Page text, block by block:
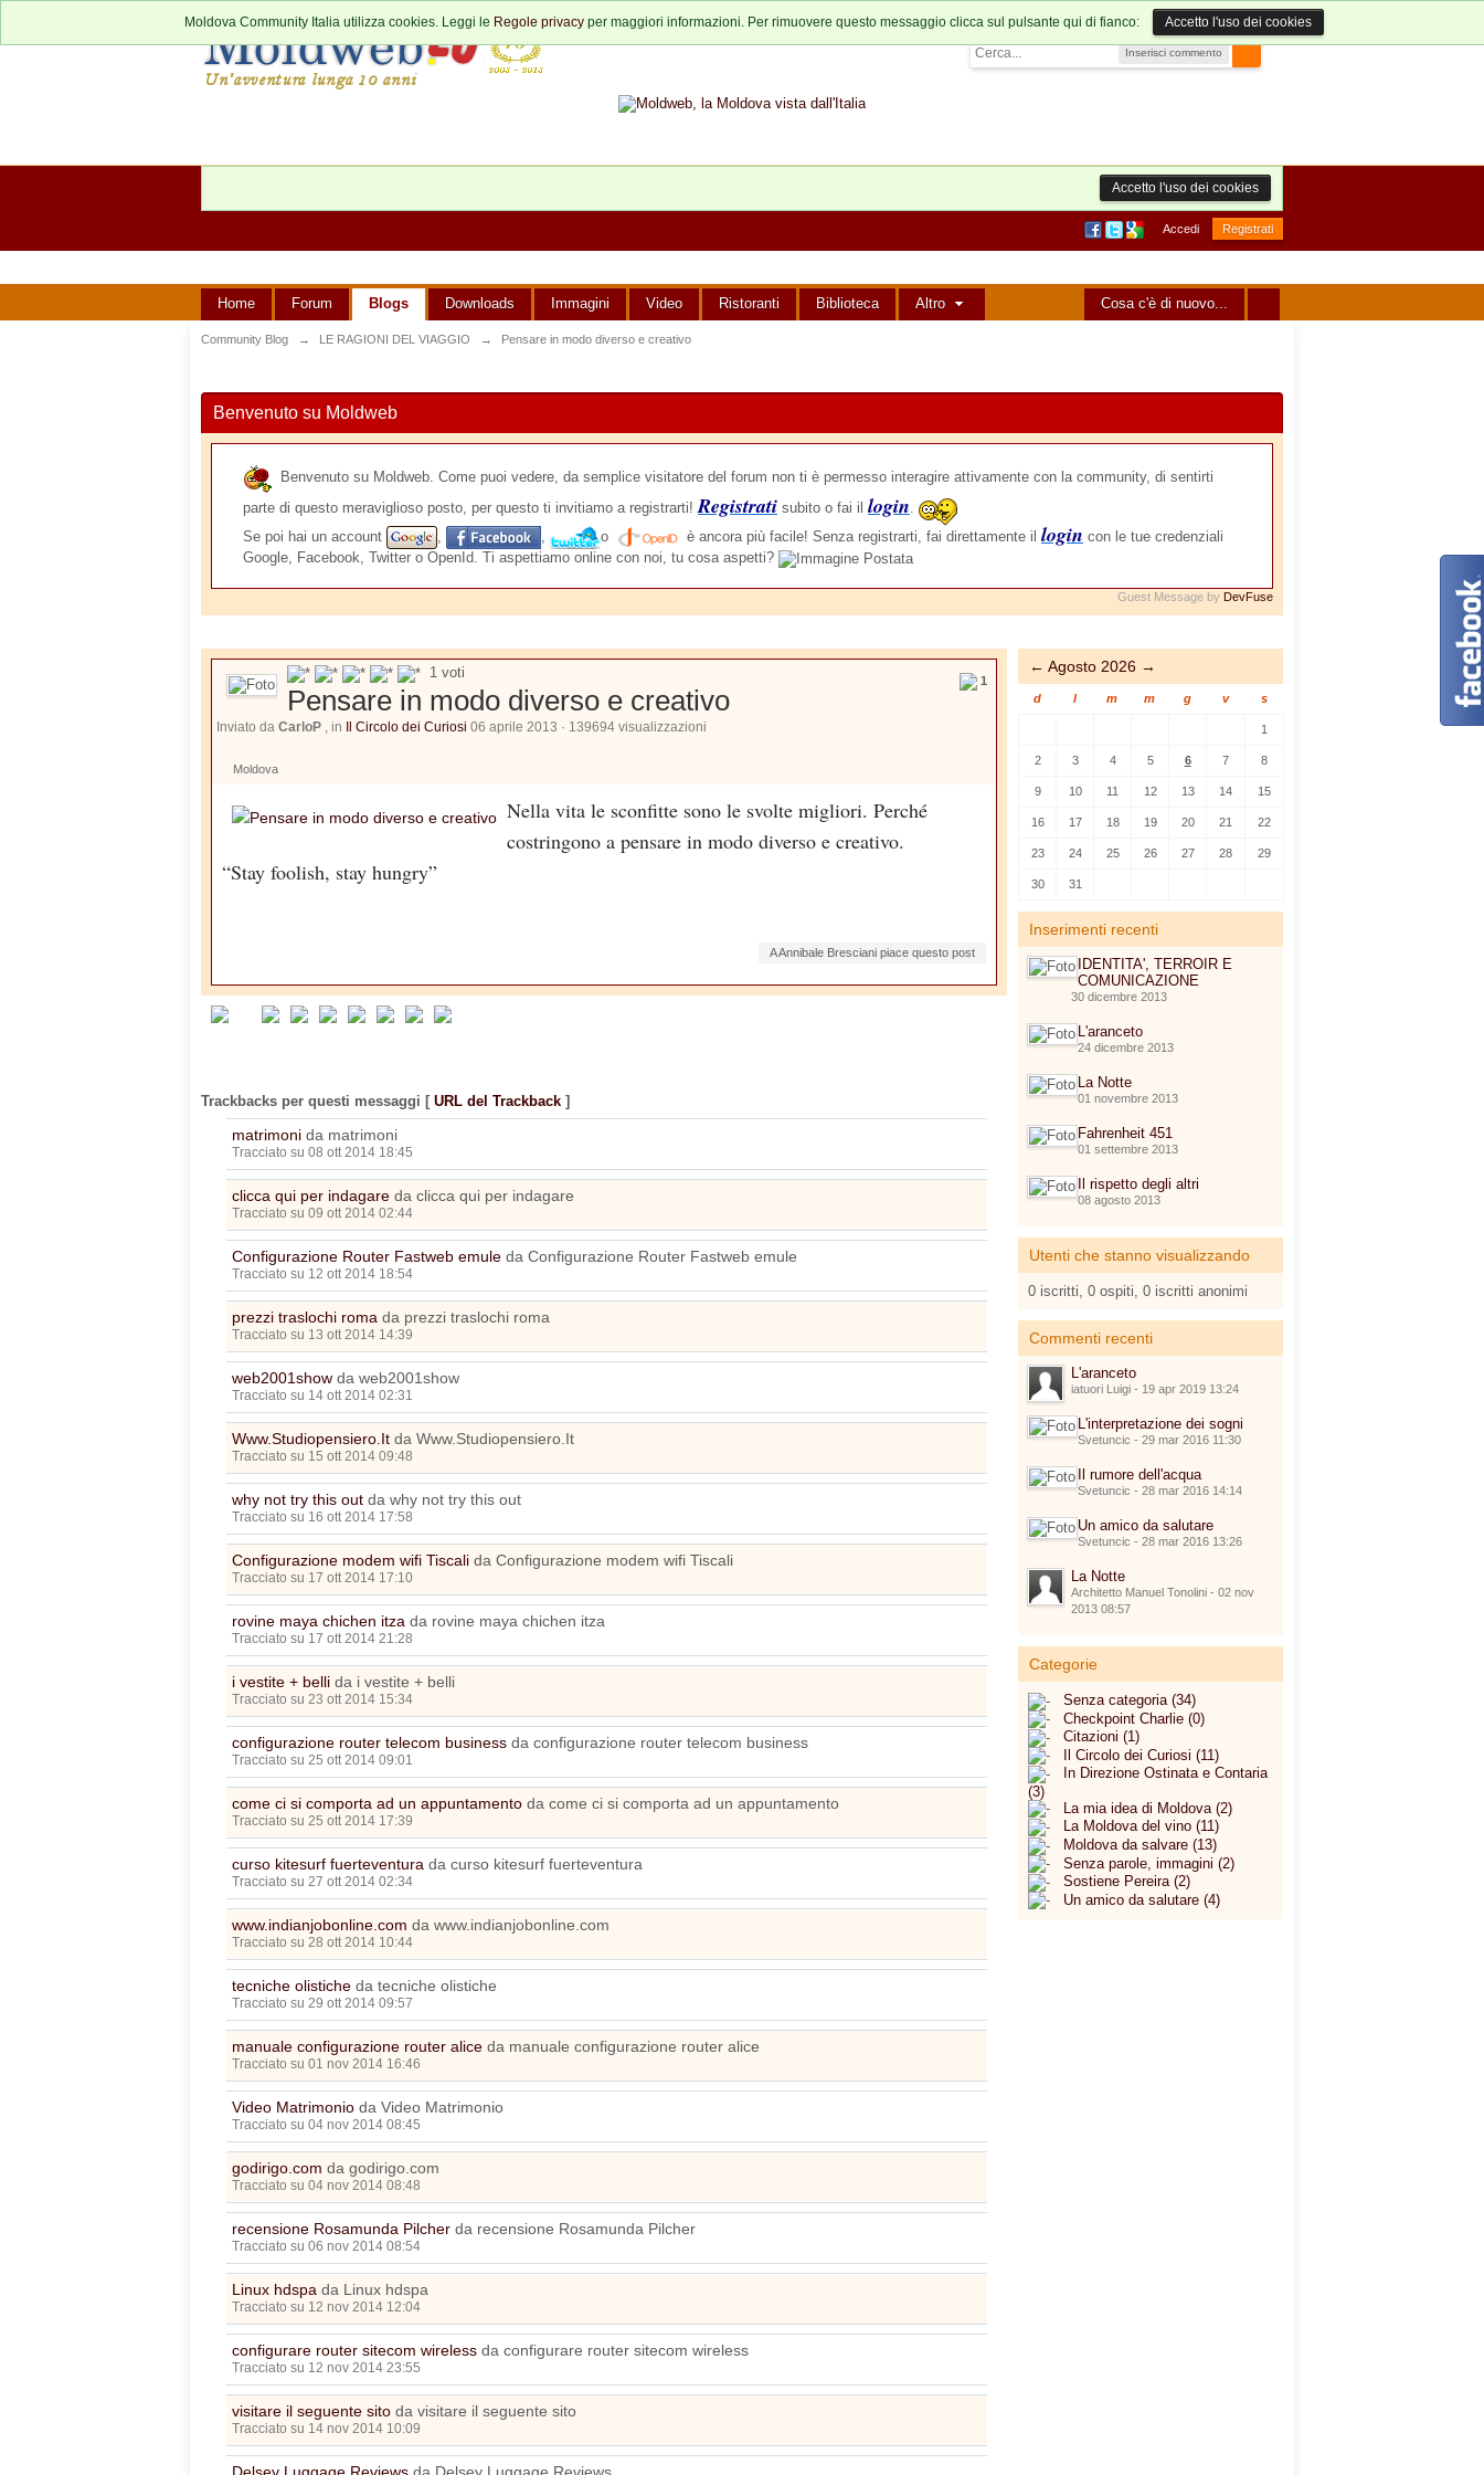
Inserisci commento
Moldova Community Italia utilizza cookies. Leggi le Regole privacy per maggiori informazioni. Per rimuovere questo messaggio clicca sul pulsante qui di fianco: Accetto l'uso dei cookies
Accetto l'uso dei cookies
Accedi Registrati
Cosa c'è di nuovo...
Home Forum Blogs Downloads Immagini Video Ristoranti Biblioteca Altro
Community Blog → LE RAGIONI DEL VIAGGIO → Pensare in modo diverso e creativo
Benvenuto su Moldweb
Benvenuto su Moldweb. Come puoi vedere, da semplice visitatore del forum non ti è permesso interagire attivamente con la community, di sentirti
parte di questo meraviglioso posto, per questo ti invitiamo a registrarti!Registrati subito o fai il login.
Se poi hai un account
, , o è ancora più facile! Senza registrarti, fai direttamente il login con le tue credenziali
Google, Facebook, Twitter o OpenId. Ti aspettiamo online con noi, tu cosa aspetti?
Guest Message by DevFuse
1
1 voti
Pensare in modo diverso e creativo
Inviato da CarloP , in Il Circolo dei Curiosi 06 aprile 2013 · 139694 visualizzazioni
Moldova
Nella vita le sconfitte sono le svolte migliori. Perché
costringono a pensare in modo diverso e creativo.
“Stay foolish, stay hungry”
A Annibale Bresciani piace questo post
Trackbacks per questi messaggi [ URL del Trackback ]
matrimoni da matrimoni
Tracciato su 08 ott 2014 18:45
clicca qui per indagare da clicca qui per indagare
Tracciato su 09 ott 2014 02:44
Configurazione Router Fastweb emule da Configurazione Router Fastweb emule
Tracciato su 12 ott 2014 18:54
prezzi traslochi roma da prezzi traslochi roma
Tracciato su 13 ott 2014 14:39
web2001show da web2001show
Tracciato su 14 ott 2014 02:31
Www.Studiopensiero.It da Www.Studiopensiero.It
Tracciato su 15 ott 2014 09:48
why not try this out da why not try this out
Tracciato su 16 ott 2014 17:58
Configurazione modem wifi Tiscali da Configurazione modem wifi Tiscali
Tracciato su 17 ott 2014 17:10
rovine maya chichen itza da rovine maya chichen itza
Tracciato su 17 ott 2014 21:28
i vestite + belli da i vestite + belli
Tracciato su 23 ott 2014 15:34
configurazione router telecom business da configurazione router telecom business
Tracciato su 25 ott 2014 09:01
come ci si comporta ad un appuntamento da come ci si comporta ad un appuntamento
Tracciato su 25 ott 2014 17:39
curso kitesurf fuerteventura da curso kitesurf fuerteventura
Tracciato su 27 ott 2014 02:34
www.indianjobonline.com da www.indianjobonline.com
Tracciato su 28 ott 2014 10:44
tecniche olistiche da tecniche olistiche
Tracciato su 29 ott 2014 09:57
manuale configurazione router alice da manuale configurazione router alice
Tracciato su 01 nov 2014 16:46
Video Matrimonio da Video Matrimonio
Tracciato su 04 nov 2014 08:45
godirigo.com da godirigo.com
Tracciato su 04 nov 2014 08:48
recensione Rosamunda Pilcher da recensione Rosamunda Pilcher
Tracciato su 06 nov 2014 08:54
Linux hdspa da Linux hdspa
Tracciato su 12 nov 2014 12:04
configurare router sitecom wireless da configurare router sitecom wireless
Tracciato su 12 nov 2014 23:55
visitare il seguente sito da visitare il seguente sito
Tracciato su 14 nov 2014 10:09
Delsey Luggage Reviews da Delsey Luggage Reviews
← Agosto 2026 →
d l m m g v s
1
2 3 4 5 6 7 8
9 10 11 12 13 14 15
16 17 18 19 20 21 22
23 24 25 26 27 28 29
30 31
Inserimenti recenti
IDENTITA', TERROIR E
COMUNICAZIONE
30 dicembre 2013
L'aranceto
24 dicembre 2013
La Notte
01 novembre 2013
Fahrenheit 451
01 settembre 2013
Il rispetto degli altri
08 agosto 2013
Utenti che stanno visualizzando
0 iscritti, 0 ospiti, 0 iscritti anonimi
Commenti recenti
L'aranceto
iatuori Luigi - 19 apr 2019 13:24
L'interpretazione dei sogni
Svetuncic - 29 mar 2016 11:30
Il rumore dell'acqua
Svetuncic - 28 mar 2016 14:14
Un amico da salutare
Svetuncic - 28 mar 2016 13:26
La Notte
Architetto Manuel Tonolini - 02 nov
2013 08:57
Categorie
Senza categoria (34)
Checkpoint Charlie (0)
Citazioni (1)
Il Circolo dei Curiosi (11)
In Direzione Ostinata e Contaria
(3)
La mia idea di Moldova (2)
La Moldova del vino (11)
Moldova da salvare (13)
Senza parole, immagini (2)
Sostiene Pereira (2)
Un amico da salutare (4)